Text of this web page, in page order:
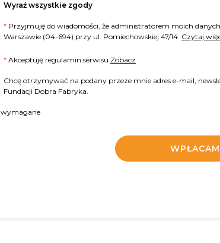
Wyraź wszystkie zgody
*
Warszawie (04-694) przy ul. Pomiechowskiej 47/14. Czytaj
* Akceptuję regulamin serwisu Zobacz
Chcę otrzymywać na podany przeze mnie adres e-mail,
Fundacji Dobra Fabryka.
WPŁACAM